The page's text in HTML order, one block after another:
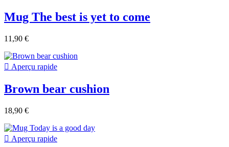
Mug The best is yet to come
11,90 €
 Aperçu rapide
Brown bear cushion
18,90 €
 Aperçu rapide